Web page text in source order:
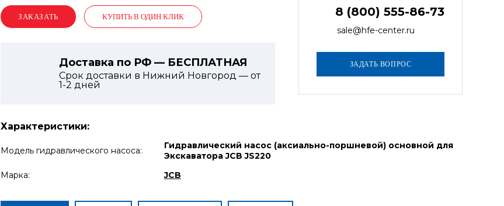
КУПИТЬ В ОДИН КЛИК
Доставка по РФ — БЕСПЛАТНАЯ
Срок доставки в Нижний Новгород — от
1-2 дней
8 (800) 555-86-73
sale@hfe-center.ru
Характеристики:
Модель гидравлического насоса:
Гидравлический насос (аксиально-поршневой) основной для
Экскаватора JCB JS220
Марка:
JCB